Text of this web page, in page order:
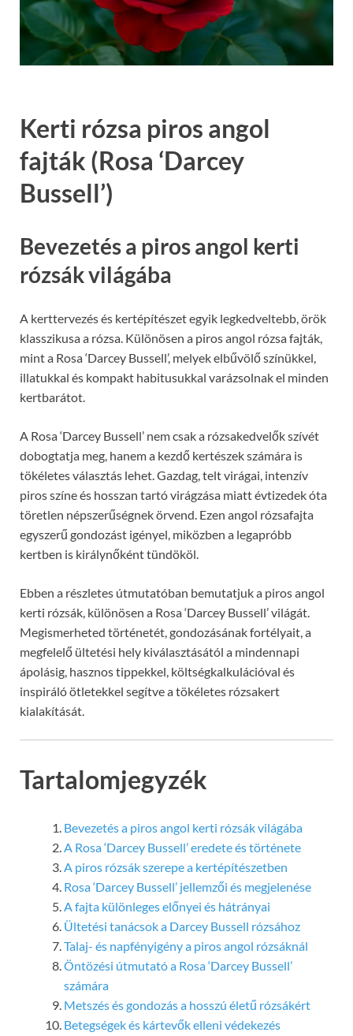
Kerti rózsa piros angol
fajták (Rosa ‘Darcey
Bussell’)
Bevezetés a piros angol kerti
rózsák világába
A kerttervezés és kertépítészet egyik legkedveltebb, örök
klasszikusa a rózsa. Különösen a piros angol rózsa fajták,
mint a Rosa ‘Darcey Bussell’, melyek elbűvölő színükkel,
illatukkal és kompakt habitusukkal varázsolnak el minden
kertbarátot.
A Rosa ‘Darcey Bussell’ nem csak a rózsakedvelők szívét
dobogtatja meg, hanem a kezdő kertészek számára is
tökéletes választás lehet. Gazdag, telt virágai, intenzív
piros színe és hosszan tartó virágzása miatt évtizedek óta
töretlen népszerűségnek örvend. Ezen angol rózsafajta
egyszerű gondozást igényel, miközben a legapróbb
kertben is királynőként tündököl.
Ebben a részletes útmutatóban bemutatjuk a piros angol
kerti rózsák, különösen a Rosa ‘Darcey Bussell’ világát.
Megismerheted történetét, gondozásának fortélyait, a
megfelelő ültetési hely kiválasztásától a mindennapi
ápolásig, hasznos tippekkel, költségkalkulációval és
inspiráló ötletekkel segítve a tökéletes rózsakert
kialakítását.
Tartalomjegyzék
Bevezetés a piros angol kerti rózsák világába
A Rosa ‘Darcey Bussell’ eredete és története
A piros rózsák szerepe a kertépítészetben
Rosa ‘Darcey Bussell’ jellemzői és megjelenése
A fajta különleges előnyei és hátrányai
Ültetési tanácsok a Darcey Bussell rózsához
Talaj- és napfényigény a piros angol rózsáknál
Öntözési útmutató a Rosa ‘Darcey Bussell’
számára
Metszés és gondozás a hosszú életű rózsákért
Betegségek és kártevők elleni védekezés